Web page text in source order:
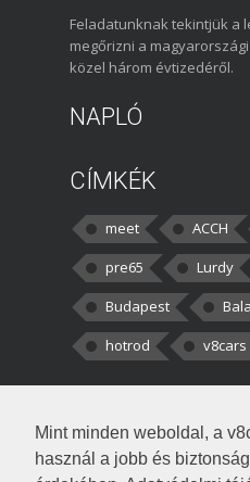
Mint minden weboldal, a
használ a jobb és
Feladatunknak tekintjük a
megőrizni a
közel három évtizedéről.
NAPLÓ
CÍMKÉK
meet ACCH
pre65
Lurdy
Budapest
hotrod
v8cars
kortisz:
darabbaal számoltam.